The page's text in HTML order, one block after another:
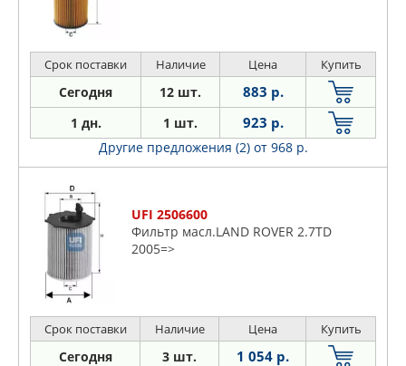
Срок поставки Наличие Цена Купить
Сегодня 12 шт. 883 р.
1 дн. 1 шт. 923 р.
Другие предложения (2) от 968 р.
UFI 2506600
Фильтр масл.LAND ROVER 2.7TD
2005=>
Срок поставки Наличие Цена Купить
Сегодня 3 шт. 1 054 р.